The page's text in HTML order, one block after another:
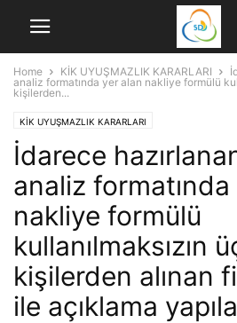
Home KİK UYUŞMAZLIK KARARLARI
analiz formatında yer alan nakliye formülü
kişilerden...
KİK UYUŞMAZLIK KARARLARI
İdarece
analiz
nakliye formülü
kullanılmaksızın
kişilerden alınan
ile açıklama